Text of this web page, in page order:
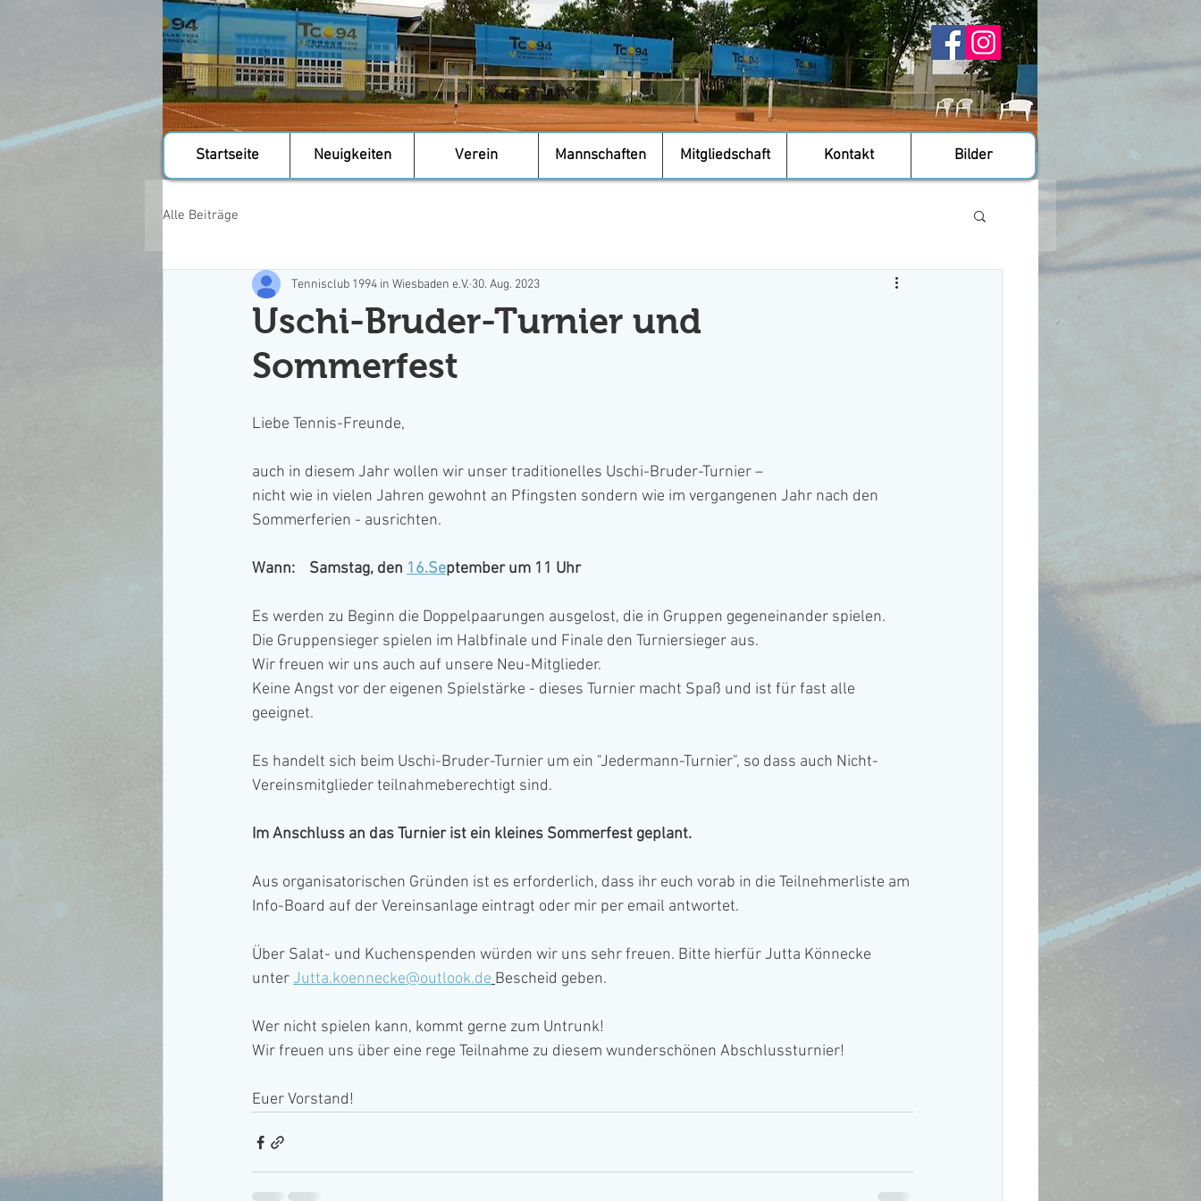
Startseite Neuigkeiten Verein Mannschaften Mitgliedschaft Kontakt Bilder
Alle Beiträge
Uschi-Bruder-Turnier und
Sommerfest
Tennisclub 1994 in Wiesbaden e.V. 30. Aug. 2023
Liebe Tennis-Freunde,
auch in diesem Jahr wollen wir unser traditionelles Uschi-Bruder-Turnier –
nicht wie in vielen Jahren gewohnt an Pfingsten sondern wie im vergangenen Jahr nach den
Sommerferien - ausrichten.
Wann:    Samstag, den 16.September um 11 Uhr
Es werden zu Beginn die Doppelpaarungen ausgelost, die in Gruppen gegeneinander spielen.
Die Gruppensieger spielen im Halbfinale und Finale den Turniersieger aus.
Wir freuen wir uns auch auf unsere Neu-Mitglieder.
Keine Angst vor der eigenen Spielstärke - dieses Turnier macht Spaß und ist für fast alle
geeignet.
Es handelt sich beim Uschi-Bruder-Turnier um ein "Jedermann-Turnier", so dass auch Nicht-
Vereinsmitglieder teilnahmeberechtigt sind.
Im Anschluss an das Turnier ist ein kleines Sommerfest geplant.
Aus organisatorischen Gründen ist es erforderlich, dass ihr euch vorab in die Teilnehmerliste am
Info-Board auf der Vereinsanlage eintragt oder mir per email antwortet.
Über Salat- und Kuchenspenden würden wir uns sehr freuen. Bitte hierfür Jutta Könnecke
unter Jutta.koennecke@outlook.de Bescheid geben.
Wer nicht spielen kann, kommt gerne zum Untrunk!
Wir freuen uns über eine rege Teilnahme zu diesem wunderschönen Abschlussturnier!
Euer Vorstand!